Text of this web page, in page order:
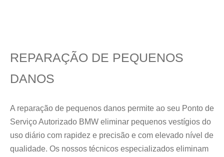
REPARAÇÃO DE PEQUENOS
DANOS
A reparação de pequenos danos permite ao seu Ponto de
Serviço Autorizado BMW eliminar pequenos vestígios do
uso diário com rapidez e precisão e com elevado nível de
qualidade. Os nossos técnicos especializados eliminam